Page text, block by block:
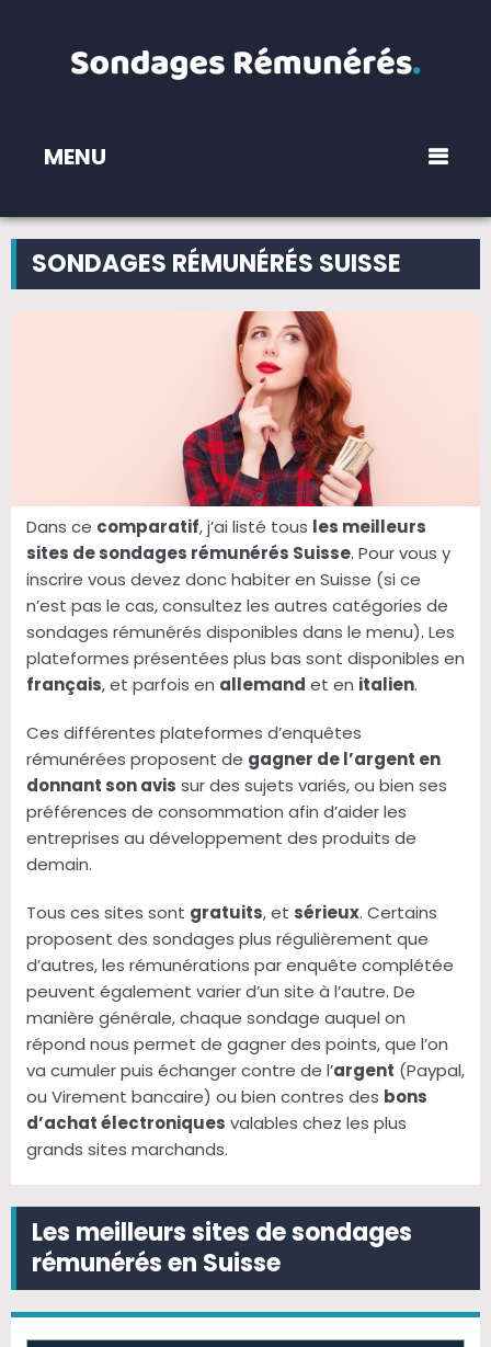
MENU
SONDAGES RÉMUNÉRÉS SUISSE
Dans ce comparatif, j’ai listé tous les meilleurs
sites de sondages rémunérés Suisse. Pour vous y
inscrire vous devez donc habiter en Suisse (si ce
n’est pas le cas, consultez les autres catégories de
sondages rémunérés disponibles dans le menu). Les
plateformes présentées plus bas sont disponibles en
français, et parfois en allemand et en italien.
Ces différentes plateformes d’enquêtes
rémunérées proposent de gagner de l’argent en
donnant son avis sur des sujets variés, ou bien ses
préférences de consommation afin d’aider les
entreprises au développement des produits de
demain.
Tous ces sites sont gratuits, et sérieux. Certains
proposent des sondages plus régulièrement que
d’autres, les rémunérations par enquête complétée
peuvent également varier d’un site à l’autre. De
manière générale, chaque sondage auquel on
répond nous permet de gagner des points, que l’on
va cumuler puis échanger contre de l’argent (Paypal,
ou Virement bancaire) ou bien contres des bons
d’achat électroniques valables chez les plus
grands sites marchands.
Les meilleurs sites de sondages
rémunérés en Suisse